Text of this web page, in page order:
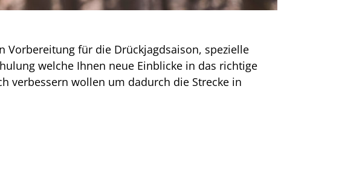
für die Drückjagdsaison, spezielle
welche Ihnen neue Einblicke in das richtige
verbessern wollen um dadurch die Strecke in